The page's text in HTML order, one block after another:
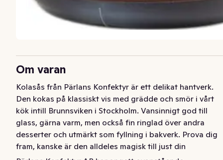
Om varan
Kolasås från Pärlans Konfektyr är ett delikat hantverk.
Den kokas på klassiskt vis med grädde och smör i vårt
kök intill Brunnsviken i Stockholm. Vansinnigt god till
glass, gärna varm, men också fin ringlad över andra
desserter och utmärkt som fyllning i bakverk. Prova dig
fram, kanske är den alldeles magisk till just din